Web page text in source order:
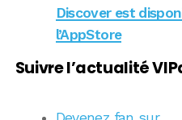
Discover est
l’AppStore
Suivre l’actualité